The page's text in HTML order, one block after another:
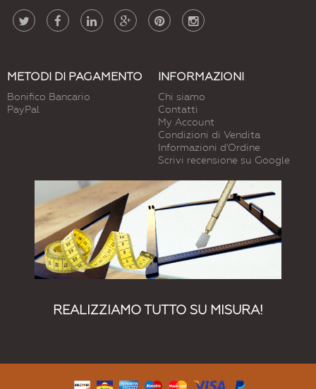
METODI DI PAGAMENTO
Bonifico Bancario
PayPal
INFORMAZIONI
Chi siamo
Contatti
My Account
Condizioni di Vendita
Informazioni d'Ordine
Scrivi recensione su Google
REALIZZIAMO TUTTO SU MISURA!